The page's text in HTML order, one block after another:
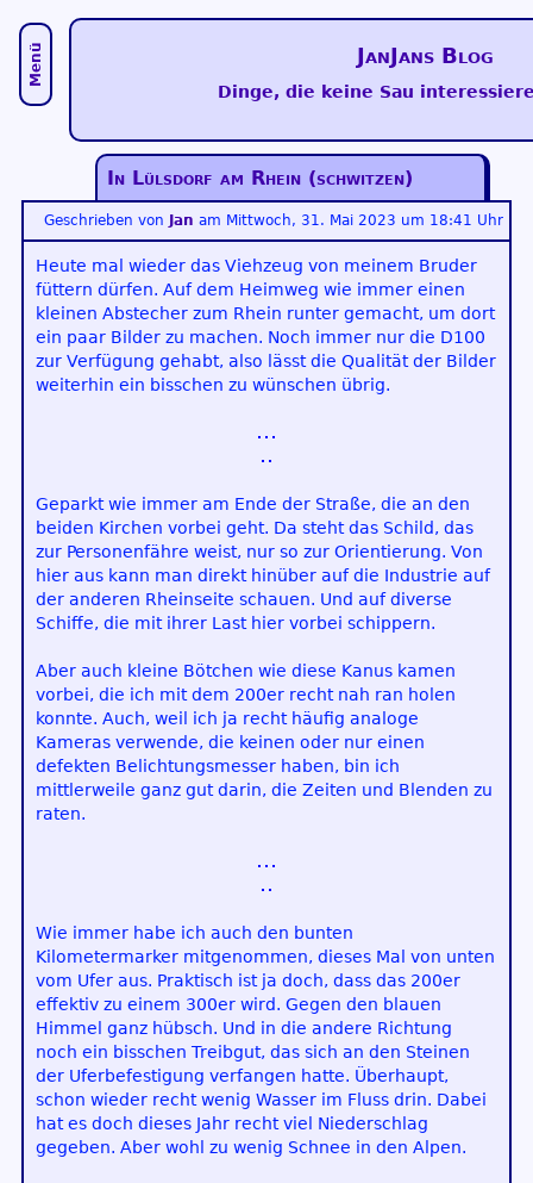
JanJans Blog
Dinge, die keine Sau
In Lülsdorf am Rhein (schwitzen)
Geschrieben von Jan am Mittwoch, 31. Mai 2023 um 18:41 Uhr
Heute mal wieder das Viehzeug von meinem Bruder
füttern dürfen. Auf dem Heimweg wie immer einen
kleinen Abstecher zum Rhein runter gemacht, um dort
ein paar Bilder zu machen. Noch immer nur die D100
zur Verfügung gehabt, also lässt die Qualität der Bilder
weiterhin ein bisschen zu wünschen übrig.
Geparkt wie immer am Ende der Straße, die an den
beiden Kirchen vorbei geht. Da steht das Schild, das
zur Personenfähre weist, nur so zur Orientierung. Von
hier aus kann man direkt hinüber auf die Industrie auf
der anderen Rheinseite schauen. Und auf diverse
Schiffe, die mit ihrer Last hier vorbei schippern.
Aber auch kleine Bötchen wie diese Kanus kamen
vorbei, die ich mit dem 200er recht nah ran holen
konnte. Auch, weil ich ja recht häufig analoge
Kameras verwende, die keinen oder nur einen
defekten Belichtungsmesser haben, bin ich
mittlerweile ganz gut darin, die Zeiten und Blenden zu
raten.
Wie immer habe ich auch den bunten
Kilometermarker mitgenommen, dieses Mal von unten
vom Ufer aus. Praktisch ist ja doch, dass das 200er
effektiv zu einem 300er wird. Gegen den blauen
Himmel ganz hübsch. Und in die andere Richtung
noch ein bisschen Treibgut, das sich an den Steinen
der Uferbefestigung verfangen hatte. Überhaupt,
schon wieder recht wenig Wasser im Fluss drin. Dabei
hat es doch dieses Jahr recht viel Niederschlag
gegeben. Aber wohl zu wenig Schnee in den Alpen.
Menü